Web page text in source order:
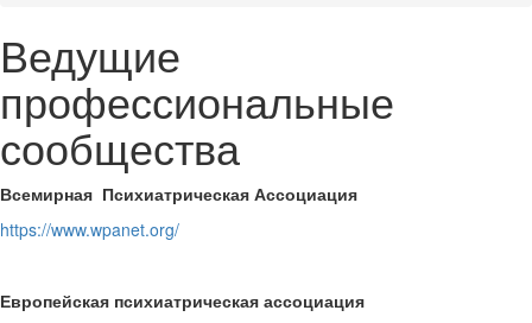
Ведущие
профессиональные
сообщества
Всемирная Психиатрическая Ассоциация
https://www.wpanet.org/
Европейская психиатрическая ассоциация